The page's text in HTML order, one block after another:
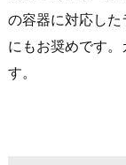
の容器に対応し
にもお奨めです
す。